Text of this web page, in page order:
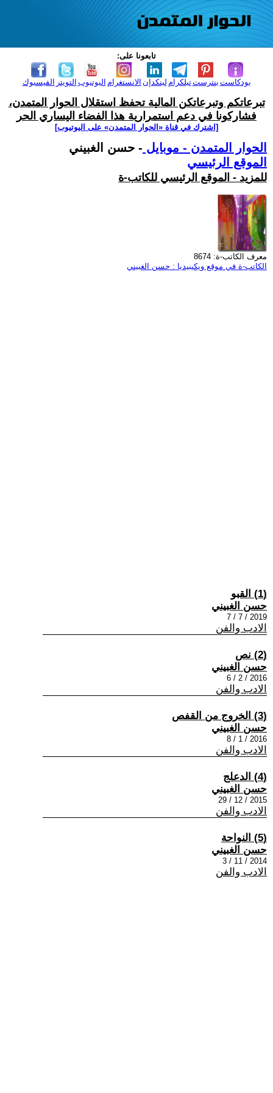
تابعونا على:
الفيسبوك التويتر اليوتيوب الانستغرام لينكدإن تيلكرامبنترست بودكاست
تبرعاتكم وتبرعاتكن المالية تحفظ استقلال الحوار المتمدن،
فشاركونا في دعم استمرارية هذا الفضاء اليساري الحر
[اشترك في قناة ‫«الحوار المتمدن» على اليوتيوب]
الحوار المتمدن - موبايل - حسن الغبيني
الموقع الرئيسي
للمزيد - الموقع الرئيسي للكاتب-ة
معرف الكاتب-ة: 8674
الكاتب-ة في موقع ويكيبيديا : حسن الغبيني
(1) القبو
حسن الغبيني
2019 / 7 / 7
الادب والفن
(2) نص
حسن الغبيني
2016 / 2 / 6
الادب والفن
(3) الخروج من القفص
حسن الغبيني
2016 / 1 / 8
الادب والفن
(4) الدعلج
حسن الغبيني
2015 / 12 / 29
الادب والفن
(5) النواحة
حسن الغبيني
2014 / 11 / 3
الادب والفن